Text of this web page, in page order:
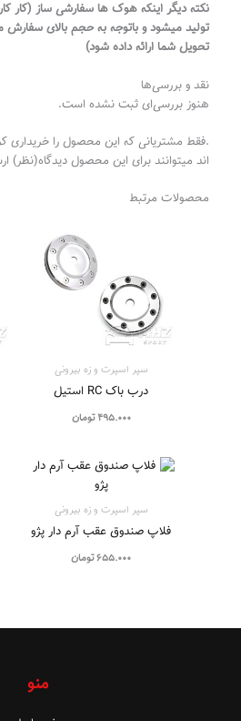
نکته دیگر اینکه هوک ها سفارشی ساز (کار
تحویل شما ارائه داده شود)
نقد و بررسی‌ها
هنوز بررسی‌ای ثبت نشده است.
.فقط مشتریانی که این محصول را خریداری
اند میتوانند برای این محصول دیدگاه(نظر)
محصولات مرتبط
سپر اسپرت و زه بيرونی
درب باک RC استیل
495.000 تومان
سپر اسپرت و زه بيرونی
فلاپ صندوق عقب آرم دار پژو
655.000تومان
منو